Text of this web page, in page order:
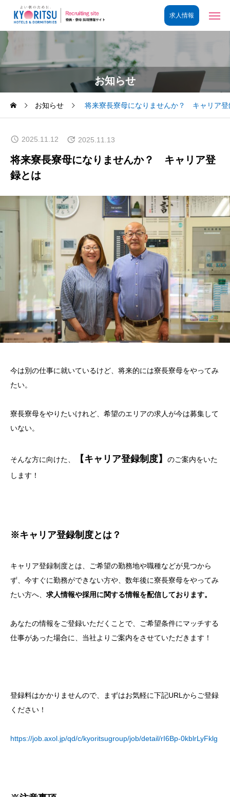
お知らせ
お知らせ 将来寮長寮母になりませんか？ キャリア登
2025.11.12 2025.11.13
将来寮長寮母になりませんか？ キャリア登
録とは
今は別の仕事に就いているけど、将来的には寮長寮母をやってみ
たい。
寮長寮母をやりたいけれど、希望のエリアの求人が今は募集して
いない。
そんな方に向けた、 【キャリア登録制度】
のご案内をいた
します！
※キャリア登録制度とは？
キャリア登録制度とは、ご希望の勤務地や職種などが見つから
ず、今すぐに勤務ができない方や、数年後に寮長寮母をやってみ
たい方へ、 求人情報や採用に関する情報を配信しております。
あなたの情報をご登録いただくことで、ご希望条件にマッチする
仕事があった場合に、当社よりご案内をさせていただきます！
登録料はかかりませんので、まずはお気軽に下記URLからご登録
ください！
https://job.axol.jp/qd/c/kyoritsugroup/job/detail/rI6Bp-0kblrLyFklg